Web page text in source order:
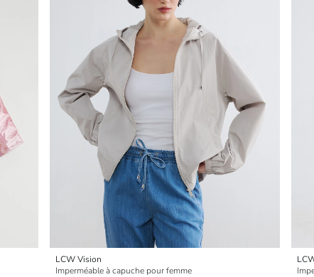
LCW Vision
Imperméable à capuche pour femme